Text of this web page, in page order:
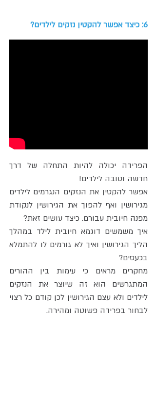
6: כיצד אפשר להקטין נזקים לילדים?
הפרידה יכולה להיות התחלה של דרך
חדשה וטובה לילדים!
אפשר להקטין את הנזקים הנגרמים לילדים
מגירושין ואף להפוך את הגירושין לנקודת
מפנה חיובית עבורם. כיצד עושים זאת?
איך משמשים דוגמא חיובית לילד במהלך
הליך הגירושין ואיך לא גורמים לו להתמלא
בכעסים?
מחקרים מראים כי עימות בין ההורים
המתגרשים הוא זה שיוצר את הנזקים
לילדים ולא עצם הגירושין לכן קודם כל רצוי
לבחור בפרידה פשוטה ומהירה.